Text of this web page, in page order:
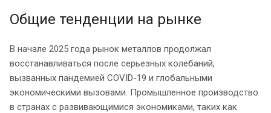
Общие тенденции на рынке
В начале 2025 года рынок металлов продолжал
восстанавливаться после серьезных колебаний,
вызванных пандемией COVID-19 и глобальными
экономическими вызовами. Промышленное производство
в странах с развивающимися экономиками, таких как